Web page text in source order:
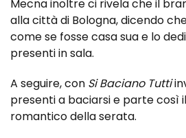
Mecna inoltre ci rivela che il
alla città di Bologna, dicendo
come se fosse casa sua e lo
presenti in sala.
A seguire, con Si Baciano Tutti
presenti a baciarsi e parte così
romantico della serata.